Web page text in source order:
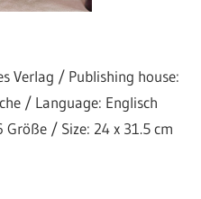
Verlag / Publishing house:
/ Language: Englisch
/ Size: 24 x 31.5 cm